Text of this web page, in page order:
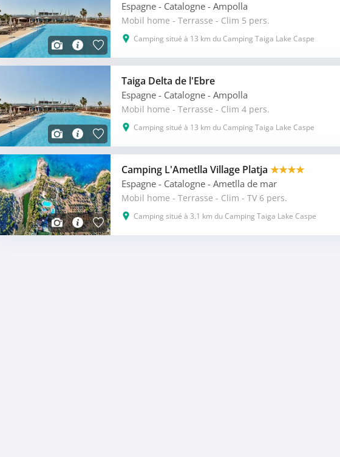
Espagne - Catalogne - Ampolla
Mobil home - Terrasse - Clim 5 pers.
Camping situé à 13 km du Camping Taiga Lake Caspe
Taiga Delta de l'Ebre
Espagne - Catalogne - Ampolla
Mobil home - Terrasse - Clim 4 pers.
Camping situé à 13 km du Camping Taiga Lake Caspe
Camping L'Ametlla Village Platja ★★★★
Espagne - Catalogne - Ametlla de mar
Mobil home - Terrasse - Clim - TV 6 pers.
Camping situé à 3.1 km du Camping Taiga Lake Caspe